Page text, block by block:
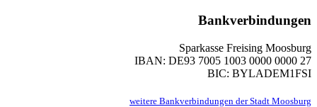
Bankverbindungen
Sparkasse Freising Moosburg
IBAN: DE93 7005 1003 0000 0000 27
BIC: BYLADEM1FSI
weitere Bankverbindungen der Stadt Moosburg